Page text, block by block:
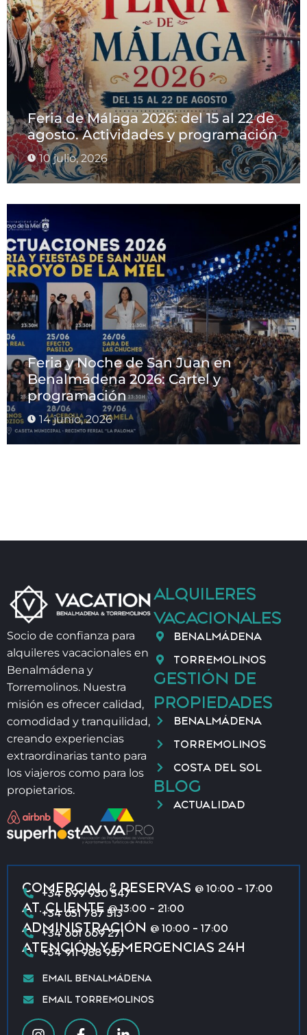
Feria de Málaga 2026: del 15 al 22 de
agosto. Actividades y programación
10 julio, 2026
Feria y Noche de San Juan en
Benalmádena 2026: Cartel y
programación
14 junio, 2026
Socio de confianza para
alquileres vacacionales en
Benalmádena y
Torremolinos. Nuestra
misión es ofrecer calidad,
comodidad y tranquilidad,
creando experiencias
extraordinarias tanto para
los viajeros como para los
propietarios.
ALQUILERES
VACACIONALES
BENALMÁDENA
TORREMOLINOS
GESTIÓN DE
PROPIEDADES
BENALMÁDENA
TORREMOLINOS
COSTA DEL SOL
BLOG
ACTUALIDAD
COMERCIAL & RESERVAS @ 10:00 - 17:00
+34 699 930 547
AT. CLIENTE@ 13:00 - 21:00
+34 651 787 513
ADMINISTRACIÓN @ 10:00 - 17:00
+34 661 669 271
ATENCIÓN Y EMERGENCIAS 24H
+34 911 988 957
EMAIL BENALMÁDENA
EMAIL TORREMOLINOS